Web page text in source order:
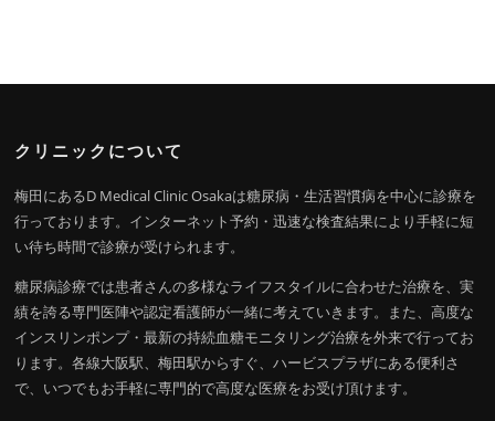
クリニックについて
梅田にあるD Medical Clinic Osakaは糖尿病・生活習慣病を中心に診療を
行っております。インターネット予約・迅速な検査結果により手軽に短
い待ち時間で診療が受けられます。
糖尿病診療では患者さんの多様なライフスタイルに合わせた治療を、実
績を誇る専門医陣や認定看護師が一緒に考えていきます。また、高度な
インスリンポンプ・最新の持続血糖モニタリング治療を外来で行ってお
ります。各線大阪駅、梅田駅からすぐ、ハービスプラザにある便利さ
で、いつでもお手軽に専門的で高度な医療をお受け頂けます。